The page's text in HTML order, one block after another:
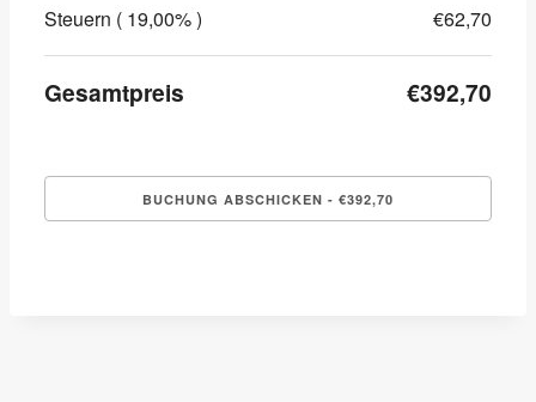
Steuern ( 19,00% )
€62,70
Gesamtpreis €392,70